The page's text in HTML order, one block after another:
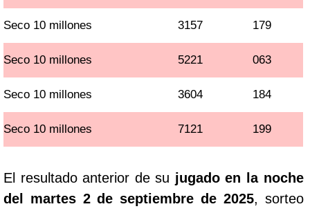
Seco 10 millones 3157 179
Seco 10 millones 5221 063
Seco 10 millones 3604 184
Seco 10 millones 7121 199
El resultado anterior de su jugado en la noche
del martes 2 de septiembre de 2025, sorteo